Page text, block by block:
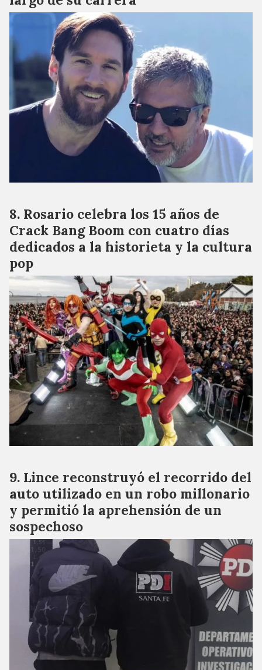
Rosario celebra los 15 años de
Crack Bang Boom con cuatro días
dedicados a la historieta y la cultura
pop
Lince reconstruyó el recorrido del
auto utilizado en un robo millonario
y permitió la aprehensión de un
sospechoso